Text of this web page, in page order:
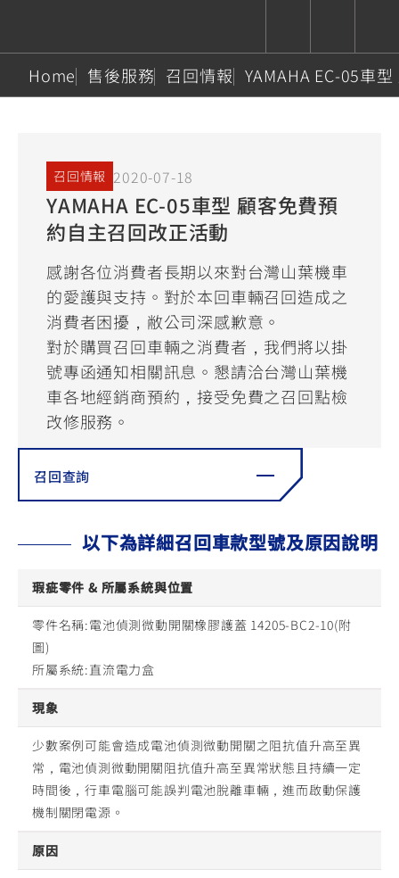
Super
Sport
Naked
YZF-R9
550+
YZF-R7
550+
YZF-R3
150
MT-
09
Y-
AMT
550+
MT-
550+
MT-
MT-
03
XSR
550+
XSR
155
150
Premium Sport Fashion
TMAX
550+
XMAX
251~549
NMAX
150
CYGNUS
XR
150
CYGNUS
X
125
RS NEO
125
Limi
125
Vinoora
125
BW'S
PW50
50
Zii
125
JOG
125
CUXiE
追蹤愛車
我的愛車 瀏覽紀錄
Home 售後服務 召回情報 YAMAHA EC-05車
召回情報 2020-07-18
YAMAHA EC-05車型 顧客免費預
約自主召回改正活動
感謝各位消費者長期以來對台灣山葉機車
的愛護與支持。對於本回車輛召回造成之
消費者困擾，敝公司深感歉意。
對於購買召回車輛之消費者，我們將以掛
號專函通知相關訊息。懇請洽台灣山葉機
車各地經銷商預約，接受免費之召回點檢
改修服務。
召回查詢
以下為詳細召回車款型號及原因說明
瑕疵零件 & 所屬系統與位置
零件名稱:電池偵測微動開關橡膠護蓋 14205-BC2-10(附
圖)
所屬系統:直流電力盒
現象
少數案例可能會造成電池偵測微動開關之阻抗值升高至異
常，電池偵測微動開關阻抗值升高至異常狀態且持續一定
時間後，行車電腦可能誤判電池脫離車輛，進而啟動保護
機制關閉電源。
原因